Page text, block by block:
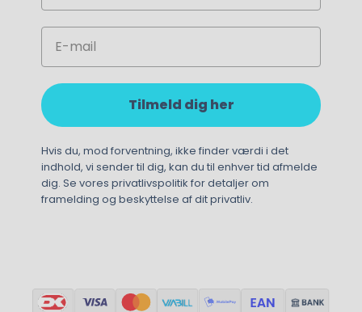
325,00kr.
Tilmeld dig her
Hvis du, mod forventning, ikke finder værdi i det
indhold, vi sender til dig, kan du til enhver tid afmelde
dig. Se vores privatlivspolitik for detaljer om
framelding og beskyttelse af dit privatliv.